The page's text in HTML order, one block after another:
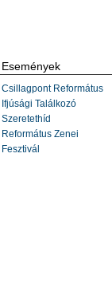
Események
Csillagpont Református
Ifjúsági Találkozó
Szeretethíd
Református Zenei
Fesztivál